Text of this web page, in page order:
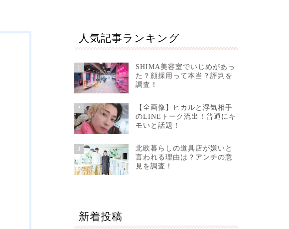
人気記事ランキング
1
SHIMA美容室でいじめがあっ
た？顔採用って本当？評判を
調査！
2
【全画像】ヒカルと浮気相手
のLINEトーク流出！普通にキ
モいと話題！
3
北欧暮らしの道具店が嫌いと
言われる理由は？アンチの意
見を調査！
新着投稿